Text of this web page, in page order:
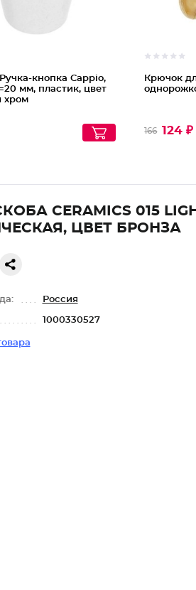
Ручка-кнопка Cappio,
мм, пластик, цвет
хром
Крючок
166 124 ₽
CERAMICS 015
ЦВЕТ БРОНЗА
Россия
1000330527